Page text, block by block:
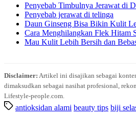
Penyebab Timbulnya Jerawat di
Penyebab jerawat di telinga
Daun Ginseng Bisa Bikin Kulit
Cara Menghilangkan Flek Hitam
Mau Kulit Lebih Bersih dan
Disclaimer: Artikel ini disajikan sebagai
dimaksudkan sebagai nasihat profesional,
Lifestyle-people.com.
antioksidan alami beauty tips biji